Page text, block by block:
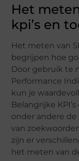
Het
kpi’s en
Het meten van
begrijpen hoe
Door gebruik te
Performance
kun je
Belangrijke
onder andere de
van
zijn er
het meten van